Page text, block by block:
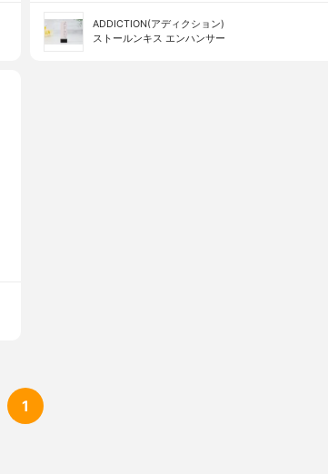
ADDICTION(アディクション)
ストールンキス エンハンサー
1